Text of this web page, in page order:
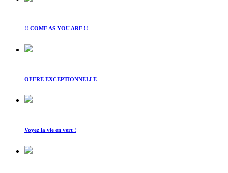
!! COME AS YOU ARE !!
OFFRE EXCEPTIONNELLE
Voyez la vie en vert !